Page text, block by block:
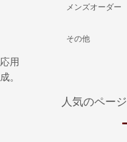
用
。
メンズオーダー
その他
人気のページ